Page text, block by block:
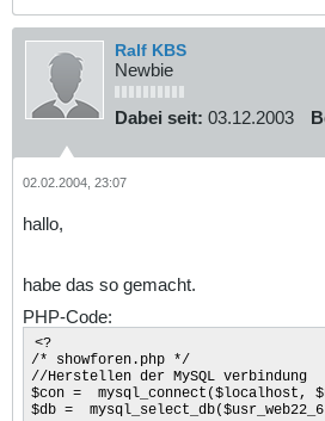
Ralf KBS
Newbie
Dabei seit: 03.12.2003
02.02.2004, 23:07
hallo,
habe das so gemacht.
PHP-Code:
<?
/* showforen.php */
//Herstellen der MySQL verbindung
$con = mysql_connect($localhost,
$db =